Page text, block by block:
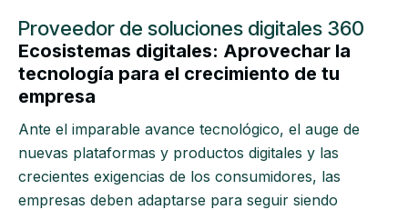
Proveedor de soluciones digitales 360
Ecosistemas digitales: Aprovechar la
tecnología para el crecimiento de tu
empresa
Ante el imparable avance tecnológico, el auge de
nuevas plataformas y productos digitales y las
crecientes exigencias de los consumidores, las
empresas deben adaptarse para seguir siendo